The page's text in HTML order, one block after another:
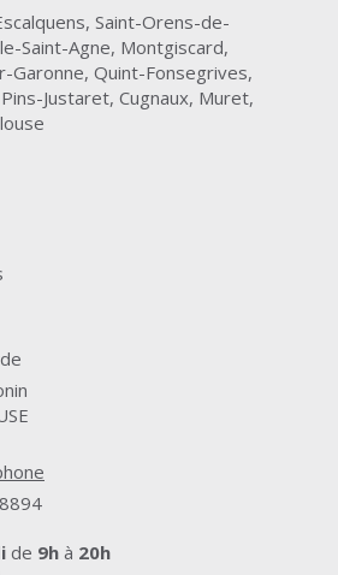
Saint-Orens-de-
Saint-Agne, Montgiscard,
Garonne, Quint-Fonsegrives,
Justaret, Cugnaux, Muret,
de 9h à 20h